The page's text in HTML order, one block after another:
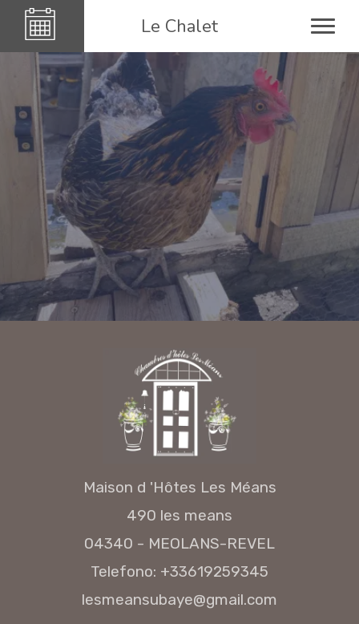
Le Chalet
Maison d 'Hôtes Les Méans
490 les means
04340 - MEOLANS-REVEL
Telefono: +33619259345
lesmeansubaye@gmail.com